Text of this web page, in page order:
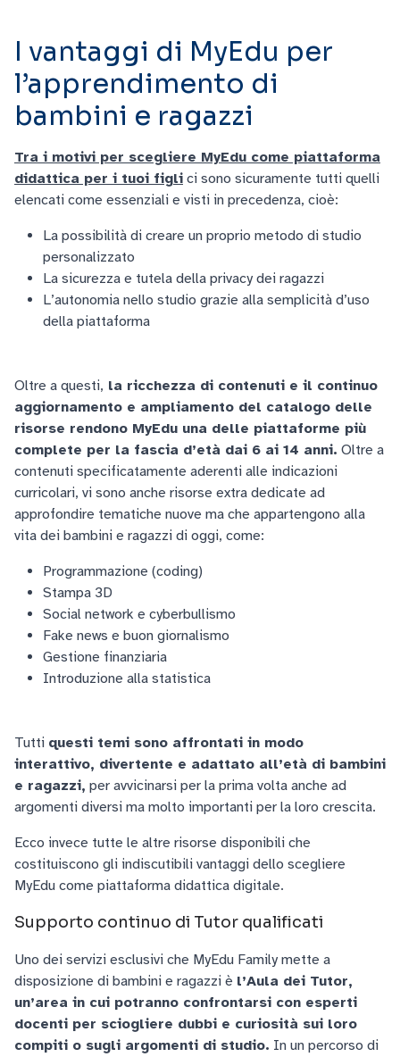
I vantaggi di MyEdu per
l’apprendimento di
bambini e ragazzi
Tra i motivi per scegliere MyEdu come piattaforma
didattica per i tuoi figli ci sono sicuramente tutti quelli
elencati come essenziali e visti in precedenza, cioè:
La possibilità di creare un proprio metodo di studio
personalizzato
La sicurezza e tutela della privacy dei ragazzi
L’autonomia nello studio grazie alla semplicità d’uso
della piattaforma
Oltre a questi, la ricchezza di contenuti e il continuo
aggiornamento e ampliamento del catalogo delle
risorse rendono MyEdu una delle piattaforme più
complete per la fascia d’età dai 6 ai 14 anni. Oltre a
contenuti specificatamente aderenti alle indicazioni
curricolari, vi sono anche risorse extra dedicate ad
approfondire tematiche nuove ma che appartengono alla
vita dei bambini e ragazzi di oggi, come:
Programmazione (coding)
Stampa 3D
Social network e cyberbullismo
Fake news e buon giornalismo
Gestione finanziaria
Introduzione alla statistica
Tutti questi temi sono affrontati in modo
interattivo, divertente e adattato all’età di bambini
e ragazzi, per avvicinarsi per la prima volta anche ad
argomenti diversi ma molto importanti per la loro crescita.
Ecco invece tutte le altre risorse disponibili che
costituiscono gli indiscutibili vantaggi dello scegliere
MyEdu come piattaforma didattica digitale.
Supporto continuo di Tutor qualificati
Uno dei servizi esclusivi che MyEdu Family mette a
disposizione di bambini e ragazzi è l’Aula dei Tutor,
un’area in cui potranno confrontarsi con esperti
docenti per sciogliere dubbi e curiosità sui loro
compiti o sugli argomenti di studio. In un percorso di